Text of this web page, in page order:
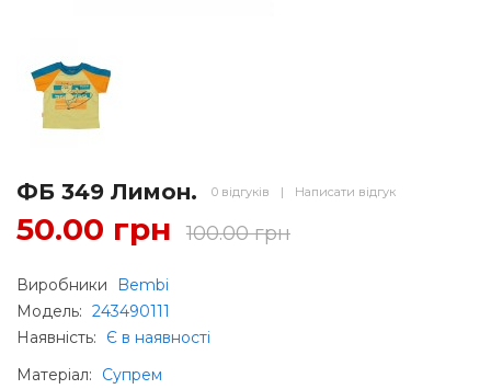
ФБ 349 Лимон. 0 відгуків | Написати відгук
50.00 грн 100.00 грн
Виробники
Bembi
Модель: 243490111
Наявність:
Є в наявності
Матеріал:
Супрем